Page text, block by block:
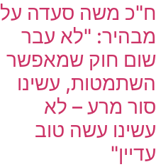
ח"כ משה סעדה על
מבהיר: "לא עבר
שום חוק שמאפשר
השתמטות, עשינו
סור מרע – לא
עשינו עשה טוב
עדיין"